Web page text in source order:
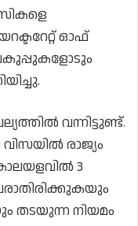
ഓഫ്
വകുപ്പുകളോടും
വന്നിട്ടുണ്ട്.
വിസയിൽ രാജ്യം
3
തടയുന്ന നിയമം